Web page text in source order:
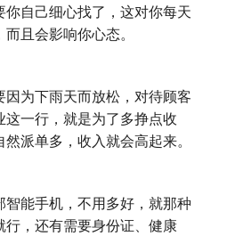
你自己细心找了，这对你每天
且会影响你心态。
为下雨天而放松，对待顾客
一行，就是为了多挣点收
派单多，收入就会高起来。
能手机，不用多好，就那种
，还有需要身份证、健康